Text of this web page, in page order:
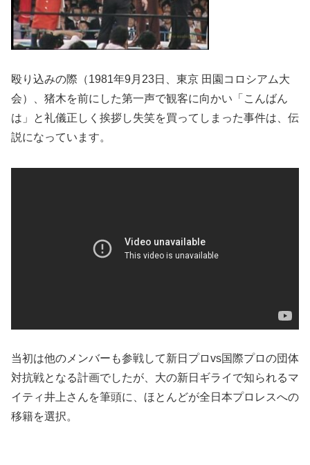
殴り込みの際（1981年9月23日、東京 田園コロシアム大
会）、猪木を前にした第一声で観客に向かい「こんばん
は」と礼儀正しく挨拶し失笑を買ってしまった事件は、伝
説になっています。
当初は他のメンバーも参戦して新日プロvs国際プロの団体
対抗戦となる計画でしたが、大の新日ギライで知られるマ
イティ井上さんを筆頭に、ほとんどが全日本プロレスへの
移籍を選択。